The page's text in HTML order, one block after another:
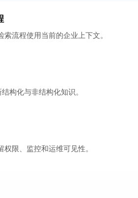
流程使用当前的企业上下文。
构化与非结构化知识。
限、监控和运维可见性。